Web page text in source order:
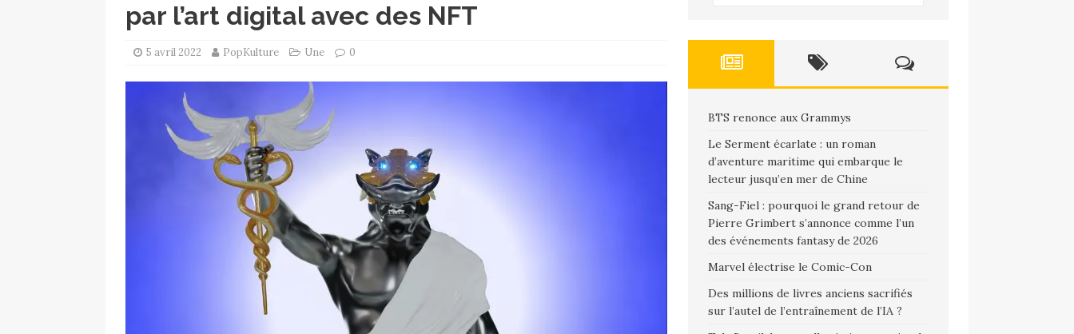
par l’art digital avec des NFT
5 avril 2022 PopKulture Une 0
BTS renonce aux Grammys
Le Serment écarlate : un roman
d’aventure maritime qui embarque le
lecteur jusqu’en mer de Chine
Sang-Fiel : pourquoi le grand retour de
Pierre Grimbert s’annonce comme l’un
des événements fantasy de 2026
Marvel électrise le Comic-Con
Des millions de livres anciens sacrifiés
sur l’autel de l’entraînement de l’IA ?